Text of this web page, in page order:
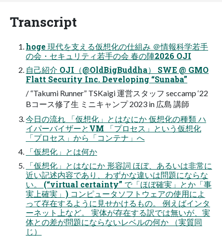
Transcript
hoge 現代を支える仮想化の仕組み ＠情報科学若手
の会・セキュリティ若手の会 春の陣2026 OJI
自己紹介 OJI（@OldBigBuddha） SWE @ GMO
Flatt Security Inc. Developing “Sunaba”
/ “Takumi Runner” TSKaigi 運営スタッフ seccamp ‘22
Bコース修了生 ミニキャンプ 2023 in 広島 講師
今日の流れ 「仮想化」とはなにか 仮想化の種類 ハ
イパーバイザーとVM 「プロセス」という仮想化
「プロセス」から「コンテナ」へ
「仮想化」とは何か
「仮想化」とはなにか 形容詞 ほぼ、あるいは非常に
近い記述内容であり、わずかな違いは問題にならな
い。 (“virtual certainty” で「ほぼ確実」とか「事
実上確実」) コンピュータソフトウェアの使用によ
って存在するように見せかけるもの。 例えばインタ
ーネット上など。 実体が存在する訳では無いが、実
体との差が問題にならないレベルの何か （実質同
じ）